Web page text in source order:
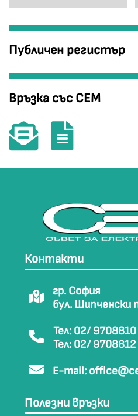
Публичен регистър
Връзка със СЕМ
Контакти
гр. София
бул. Шипченски
Тел: 02/ 9708810
Тел: 02/ 9708812
E-mail:
Полезни връзки